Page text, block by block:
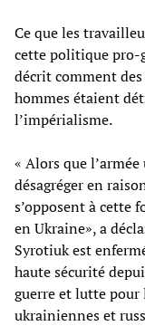
Ce que les
cette politique pro-
décrit comment
hommes étaient
l’impérialisme.
« Alors que
désagréger en
s’opposent à cette
en Ukraine», a
Syrotiuk est
haute sécurité
guerre et lutte pour
ukrainiennes et